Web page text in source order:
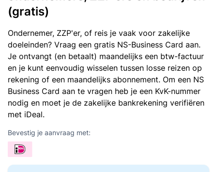
(gratis)
Ondernemer, ZZP'er, of reis je vaak voor zakelijke
doeleinden? Vraag een gratis NS-Business Card aan.
Je ontvangt (en betaalt) maandelijks een btw-factuur
en je kunt eenvoudig wisselen tussen losse reizen op
rekening of een maandelijks abonnement. Om een NS
Business Card aan te vragen heb je een KvK-nummer
nodig en moet je de zakelijke bankrekening verifiëren
met iDeal.
Bevestig je aanvraag met: